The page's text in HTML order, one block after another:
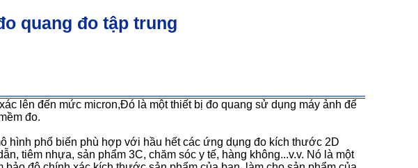
quang đo tập trung
lên đến mức micron,Đó là một thiết bị đo quang sử dụng máy ảnh để
đo.
hình phổ biến phù hợp với hầu hết các ứng dụng đo kích thước 2D
tiêm nhựa, sản phẩm 3C, chăm sóc y tế, hàng không...v.v. Nó là một